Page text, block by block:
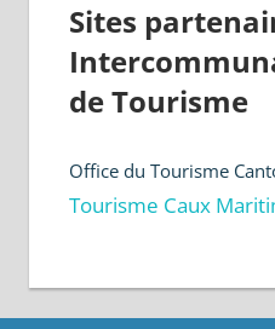
Sites
de Tourisme
Office du Tourisme
Tourisme Caux